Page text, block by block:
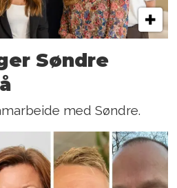
Søndre
med Søndre.